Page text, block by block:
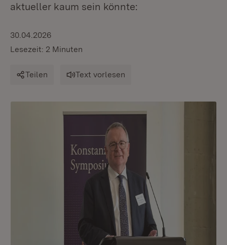
aktueller kaum sein könnte:
30.04.2026
Lesezeit: 2 Minuten
Teilen Text vorlesen